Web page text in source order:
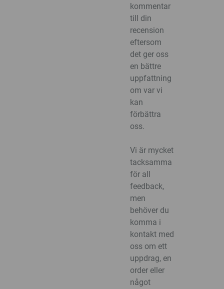
kommentar
till din
recension
eftersom
det ger oss
en bättre
uppfattning
om var vi
kan
förbättra
oss.
Vi är mycket
tacksamma
för all
feedback,
men
behöver du
komma i
kontakt med
oss om ett
uppdrag, en
order eller
något